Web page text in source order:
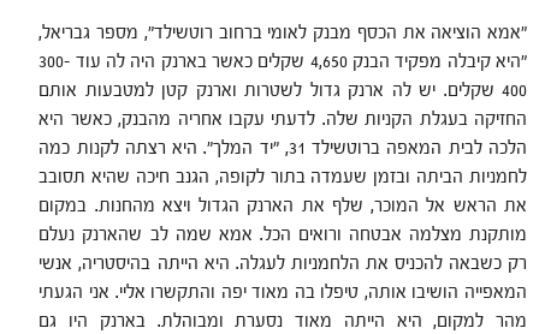
"אמא הוציאה את הכסף מבנק לאומי ברחוב רוטשילד", מספר גבריאל,
"היא קיבלה מפקיד הבנק 4,650 שקלים כאשר בארנק היה לה עוד 300-
400 שקלים. יש לה ארנק גדול לשטרות וארנק קטן למטבעות אותם
החזיקה בעגלת הקניות שלה. לדעתי עקבו אחריה מהבנק, כאשר היא
הלכה לבית המאפה ברוטשילד 31, "יד המלך". היא רצתה לקנות כמה
לחמניות הביתה ובזמן שעמדה בתור לקופה, הגנב חיכה שהיא תסובב
את הראש אל המוכר, שלף את הארנק הגדול ויצא מהחנות. במקום
מותקנת מצלמה אבטחה ורואים הכל. אמא שמה לב שהארנק נעלם
רק כשבאה להכניס את הלחמניות לעגלה. היא הייתה בהיסטריה, אנשי
המאפייה הושיבו אותה, טיפלו בה מאוד יפה והתקשרו אליי. אני הגעתי
מהר למקום, היא הייתה מאוד נסערת ומבוהלת. בארנק היו גם